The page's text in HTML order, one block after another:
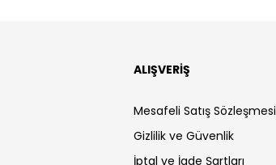
ALIŞVERİŞ
Mesafeli Satış Sözleşmesi
Gizlilik ve Güvenlik
İptal ve İade Şartları